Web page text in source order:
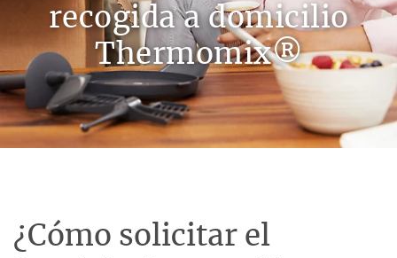
recogida a domicilio
Thermomix®
¿Cómo solicitar el